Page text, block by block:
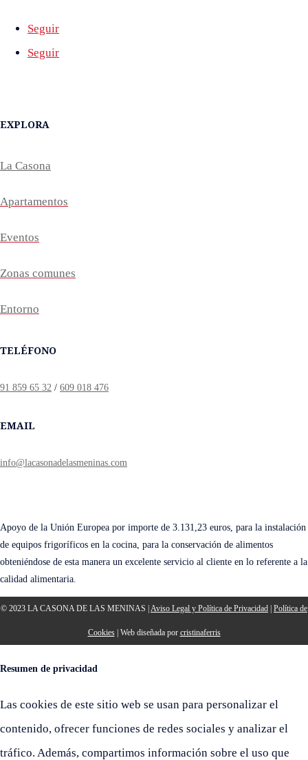
Seguir
Seguir
EXPLORA
La Casona
Apartamentos
Eventos
Zonas comunes
Entorno
TELÉFONO
91 859 65 32 / 609 018 476
EMAIL
info@lacasonadelasmeninas.com
Apoyo de la Unión Europea por importe de 3.131,23 euros, para la instalación
de equipos frigoríficos en la cocina, para la conservación de alimentos
obteniéndose de esta manera un excelente servicio al cliente en lo referente a la
calidad alimentaria.
© 2023 LA CASONA DE LAS MENINAS | Aviso Legal y Política de Privacidad Política de
Cookies| Web diseñada por cristinaferris
Resumen de privacidad
Las cookies de este sitio web se usan para personalizar el
contenido, ofrecer funciones de redes sociales y analizar el
tráfico. Además, compartimos información sobre el uso que